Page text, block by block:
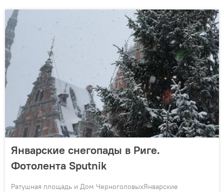
Январские снегопады в Риге.
Фотолента Sputnik
Ратушная площадь и Дом ЧерноголовыхЯнварские